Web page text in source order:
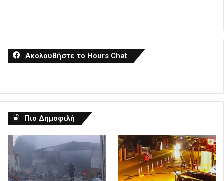
Ακολουθήστε το Hours Chat
Πιο Δημοφιλή